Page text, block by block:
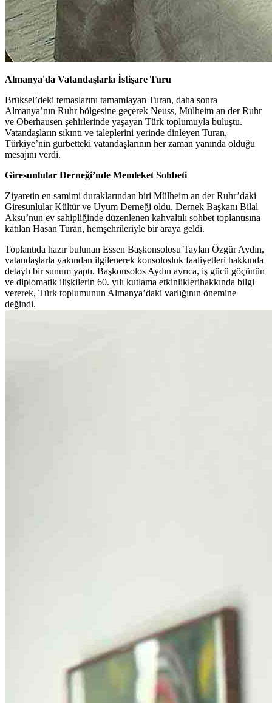
Almanya'da Vatandaşlarla İstişare Turu
Brüksel’deki temaslarını tamamlayan Turan, daha sonra
Almanya’nın Ruhr bölgesine geçerek Neuss, Mülheim an der Ruhr
ve Oberhausen şehirlerinde yaşayan Türk toplumuyla buluştu.
Vatandaşların sıkıntı ve taleplerini yerinde dinleyen Turan,
Türkiye’nin gurbetteki vatandaşlarının her zaman yanında olduğu
mesajını verdi.
Giresunlular Derneği’nde Memleket Sohbeti
Ziyaretin en samimi duraklarından biri Mülheim an der Ruhr’daki
Giresunlular Kültür ve Uyum Derneği oldu. Dernek Başkanı Bilal
Aksu’nun ev sahipliğinde düzenlenen kahvaltılı sohbet toplantısına
katılan Hasan Turan, hemşehrileriyle bir araya geldi.
Toplantıda hazır bulunan Essen Başkonsolosu Taylan Özgür Aydın,
vatandaşlarla yakından ilgilenerek konsolosluk faaliyetleri hakkında
detaylı bir sunum yaptı. Başkonsolos Aydın ayrıca, iş gücü göçünün
ve diplomatik ilişkilerin 60. yılı kutlama etkinliklerihakkında bilgi
vererek, Türk toplumunun Almanya’daki varlığının önemine
değindi.